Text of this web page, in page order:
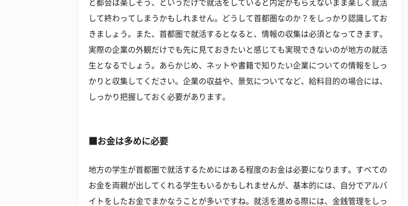
と都会は楽しそう、というだけで就活をしていると内定がもらえないまま楽しく就活
して終わってしまうかもしれません。どうして首都圏なのか？をしっかり認識してお
きましょう。また、首都圏で就活するとなると、情報の収集は必須となってきます。
実際の企業の外観だけでも先に見ておきたいと感じても実現できないのが地方の就活
生となるでしょう。あらかじめ、ネットや書籍で知りたい企業についての情報をしっ
かりと収集してください。企業の収益や、景気についてなど、給料目的の場合には、
しっかり把握しておく必要があります。
■お金は多めに必要
地方の学生が首都圏で就活するためにはある程度のお金は必要になります。すべての
お金を両親が出してくれる学生もいるかもしれませんが、基本的には、自分でアルバ
イトをしたお金でまかなうことが多いですね。就活を進める際には、金銭管理をしっ